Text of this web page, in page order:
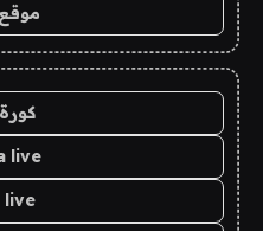
live
live